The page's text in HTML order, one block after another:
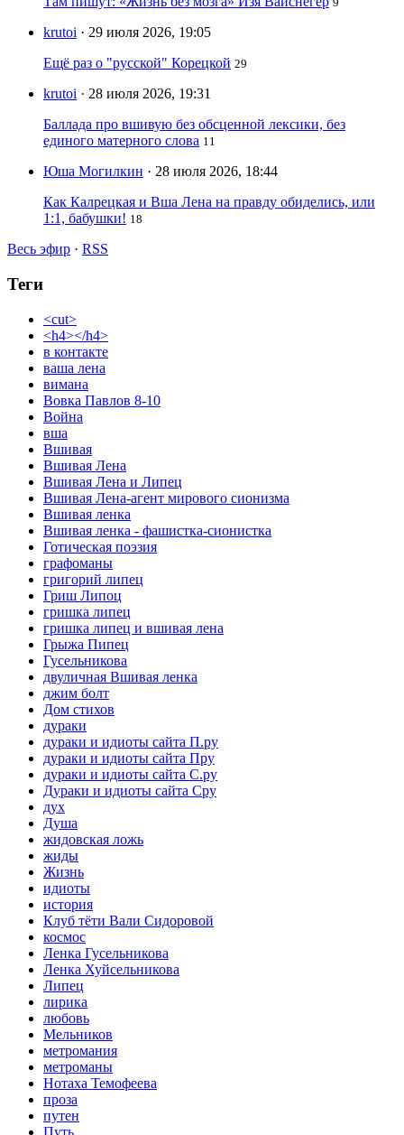
krutoi · 29 июля 2026, 19:05
Ещё раз о "русской" Корецкой 29
krutoi · 28 июля 2026, 19:31
Баллада про вшивую без обсценной лексики, без
единого матерного слова 11
Юша Могилкин · 28 июля 2026, 18:44
Как Калрецкая и Вша Лена на правду обиделись, или
1:1, бабушки! 18
Весь эфир · RSS
Теги
<cut>
<h4></h4>
в контакте
ваша лена
вимана
Вовка Павлов 8-10
Война
вша
Вшивая
Вшивая Лена
Вшивая Лена и Липец
Вшивая Лена-агент мирового сионизма
Вшивая ленка
Вшивая ленка - фашистка-сионистка
Готическая поэзия
графоманы
григорий липец
Гриш Липоц
гришка липец
гришка липец и вшивая лена
Грыжа Пипец
Гусельникова
двуличная Вшивая ленка
джим болт
Дом стихов
дураки
дураки и идиоты сайта П.ру
дураки и идиоты сайта Пру
дураки и идиоты сайта С.ру
Дураки и идиоты сайта Сру
дух
Душа
жидовская ложь
жиды
Жизнь
идиоты
история
Клуб тёти Вали Сидоровой
космос
Ленка Гусельникова
Ленка Хуйсельникова
Липец
лирика
любовь
Мельников
метромания
метроманы
Нотаха Темофеева
проза
путен
Путь